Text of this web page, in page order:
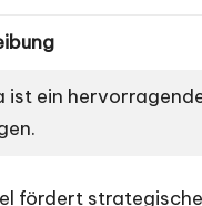
ist ein
fördert